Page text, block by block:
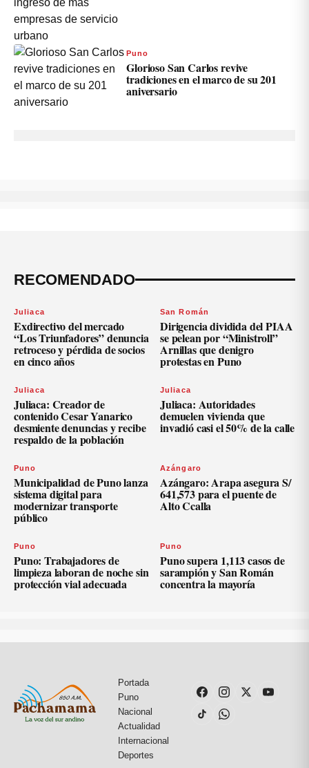
Puno
Glorioso San Carlos revive
tradiciones en el marco de su 201
aniversario
RECOMENDADO
Juliaca
Exdirectivo del mercado
“Los Triunfadores” denuncia
retroceso y pérdida de socios
en cinco años
San Román
Dirigencia dividida del PIAA
se pelean por “Ministroll”
Arnillas que denigro
protestas en Puno
Juliaca
Juliaca: Creador de
contenido Cesar Yanarico
desmiente denuncias y recibe
respaldo de la población
Juliaca
Juliaca: Autoridades
demuelen vivienda que
invadió casi el 50% de la calle
Puno
Municipalidad de Puno lanza
sistema digital para
modernizar transporte
público
Azángaro
Azángaro: Arapa asegura S/
641,573 para el puente de
Alto Ccalla
Puno
Puno: Trabajadores de
limpieza laboran de noche sin
protección vial adecuada
Puno
Puno supera 1,113 casos de
sarampión y San Román
concentra la mayoría
Portada
Puno
Nacional
Actualidad
Internacional
Deportes